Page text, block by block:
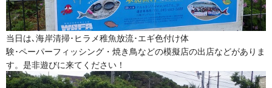
当日は､海岸清掃･ヒラメ稚魚放流･エギ色付け体
験･ペーパーフィッシング・焼き鳥などの模擬店の出店などがありま
す。是非遊びに来てください！